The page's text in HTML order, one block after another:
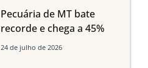
Maranhão
Pecuária de MT bate
recorde e chega a 45%
dos bovinos abatidos
24 de julho de 2026